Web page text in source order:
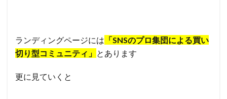
ランディングページには 「SNSのプロ集団による買い
切り型コミュニティ」 とあります
更に見ていくと